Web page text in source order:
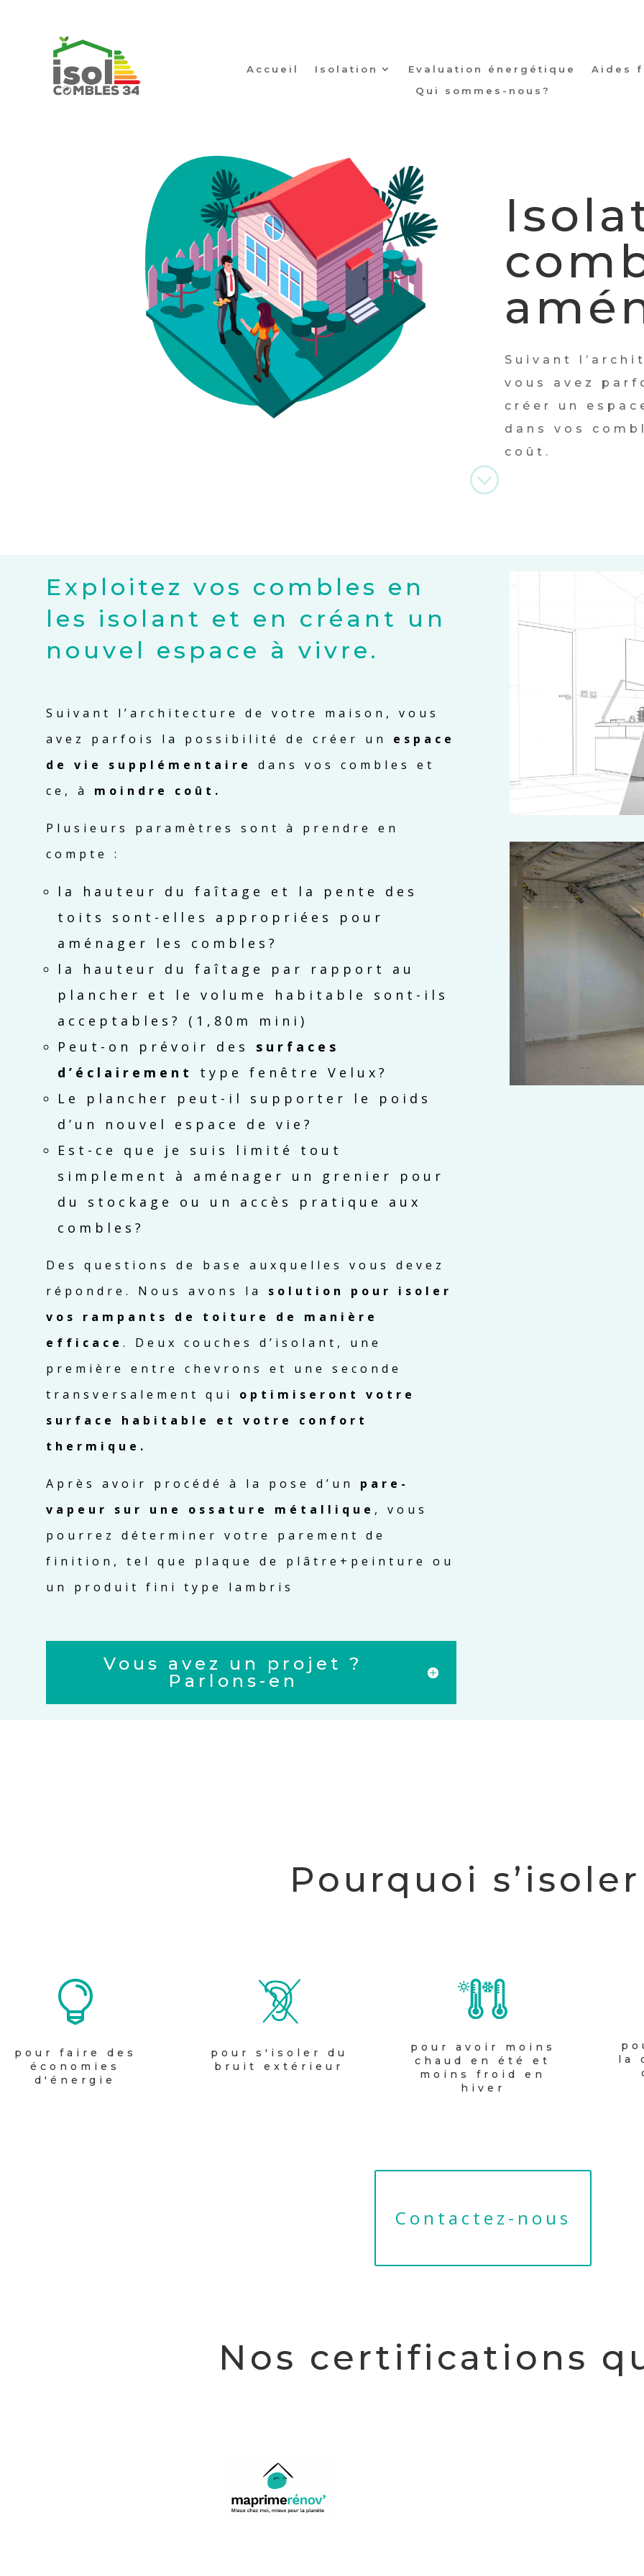
Accueil Isolation Evaluation énergétique
Aides
Qui sommes-nous?
Suivant
vous avez
créer un
dans vos
coût.
;
Exploitez vos combles en
les isolant et en créant un
nouvel espace à vivre.
Suivant l’architecture de votre maison, vous
avez parfois la possibilité de créer un espace
de vie supplémentaire
dans vos combles et
ce, à moindre coût.
Plusieurs paramètres sont à prendre en
compte :
la hauteur du faîtage et la pente des
toits sont-elles appropriées pour
aménager les combles?
la hauteur du faîtage par rapport au
plancher et le volume habitable sont-ils
acceptables? (1,80m mini)
Peut-on prévoir des surfaces
d’éclairement
type fenêtre Velux?
Le plancher peut-il supporter le poids
d’un nouvel espace de vie?
Est-ce que je suis limité tout
simplement à aménager un grenier pour
du stockage ou un accès pratique aux
combles?
Des questions de base auxquelles vous devez
répondre. Nous avons la solution pour isoler
vos rampants de toiture de manière
efficace . Deux couches d’isolant, une
première entre chevrons et une seconde
transversalement qui optimiseront votre
surface habitable et votre confort
thermique.
Après avoir procédé à la pose d’un pare-
vapeur sur une ossature métallique , vous
pourrez déterminer votre parement de
finition, tel que plaque de plâtre+peinture ou
un produit fini type lambris
Vous avez un projet ?
Parlons-en
Pourquoi

pour faire des
économies
d'énergie
pour s'isoler du
bruit extérieur
pour avoir moins
chaud en été et
moins froid en
hiver
la
Contactez-nous
Nos certifications